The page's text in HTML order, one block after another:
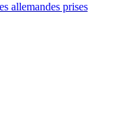
allemandes prises